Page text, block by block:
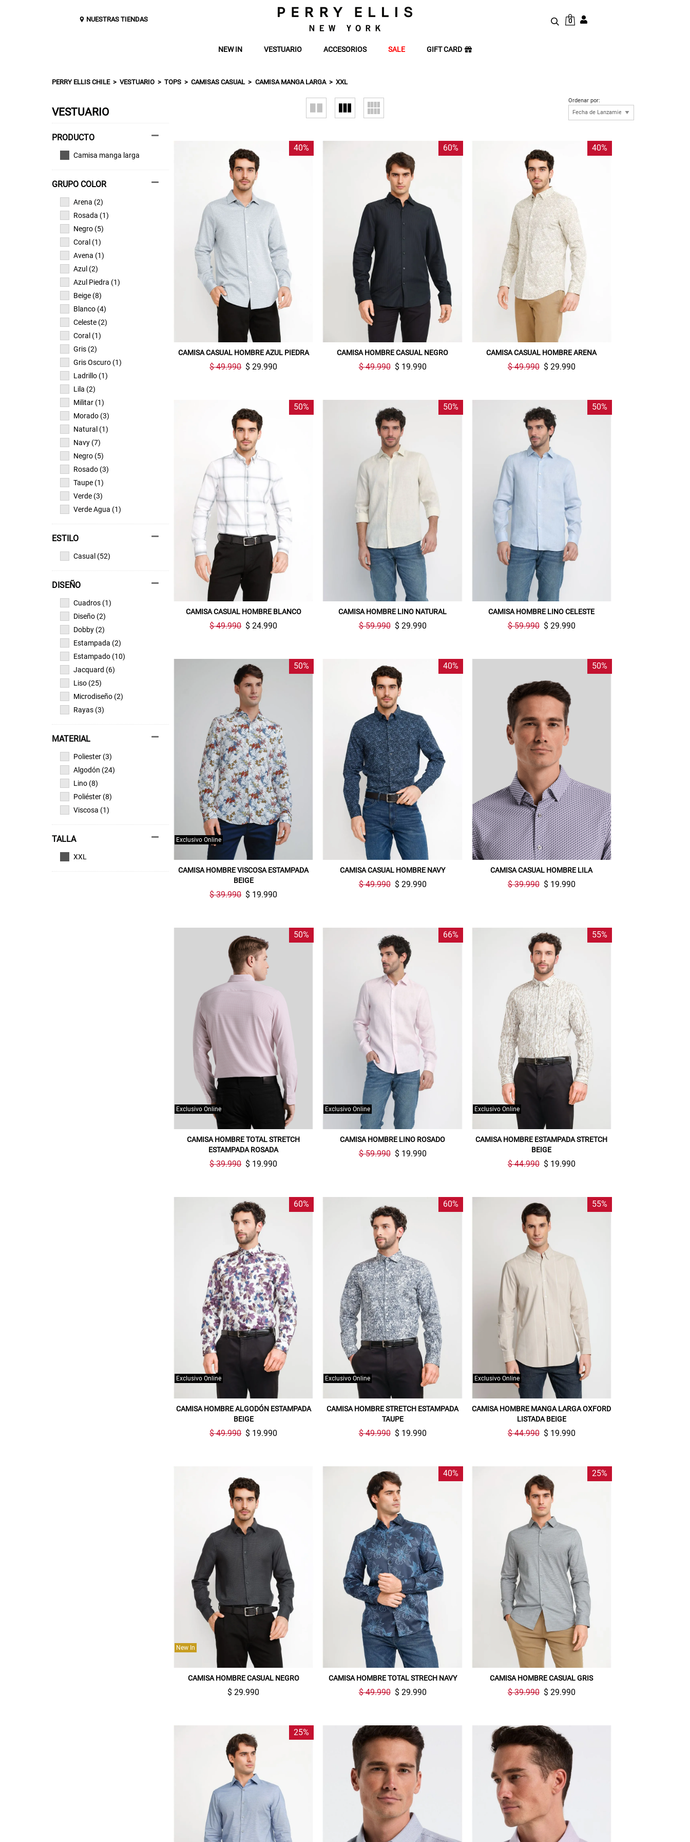
NUESTRAS TIENDAS 0
NEW IN VESTUARIO ACCESORIOS SALE GIFT CARD
PERRY ELLIS CHILE VESTUARIO TOPS CAMISAS CASUAL CAMISA MANGA LARGA XXL
VESTUARIO
Camisa manga larga
GRUPO COLOR
Arena (2)
Rosada (1)
Negro (5)
Coral (1)
Avena (1)
Azul (2)
Azul Piedra (1)
Beige (8)
Blanco (4)
Celeste (2)
Coral (1)
Gris (2)
Gris Oscuro (1)
Ladrillo (1)
Lila (2)
Militar (1)
Morado (3)
Natural (1)
Navy (7)
Negro (5)
Rosado (3)
Taupe (1)
Verde (3)
Verde Agua (1)
ESTILO
Casual (52)
DISEÑO
Cuadros (1)
Diseño (2)
Dobby (2)
Estampada (2)
Estampado (10)
Jacquard (6)
Liso (25)
Microdiseño (2)
Rayas (3)
MATERIAL
Poliester (3)
Algodón (24)
Lino (8)
Poliéster (8)
Viscosa (1)
TALLA
XXL
Ordenar por:
40%
CAMISA CASUAL HOMBRE AZUL PIEDRA
$ 49.990 $ 29.990
60%
CAMISA HOMBRE CASUAL NEGRO
$ 49.990 $ 19.990
40%
CAMISA CASUAL HOMBRE ARENA
$ 49.990 $ 29.990
50%
CAMISA CASUAL HOMBRE BLANCO
$ 49.990 $ 24.990
50%
CAMISA HOMBRE LINO NATURAL
$ 59.990 $ 29.990
50%
CAMISA HOMBRE LINO CELESTE
$ 59.990 $ 29.990
50%
Exclusivo Online
CAMISA HOMBRE VISCOSA ESTAMPADA
BEIGE
$ 39.990 $ 19.990
40%
CAMISA CASUAL HOMBRE NAVY
$ 49.990 $ 29.990
50%
CAMISA CASUAL HOMBRE LILA
$ 39.990 $ 19.990
50%
Exclusivo Online
CAMISA HOMBRE TOTAL STRETCH
ESTAMPADA ROSADA
$ 39.990 $ 19.990
66%
Exclusivo Online
CAMISA HOMBRE LINO ROSADO
$ 59.990 $ 19.990
55%
Exclusivo Online
CAMISA HOMBRE ESTAMPADA STRETCH
BEIGE
$ 44.990 $ 19.990
60%
Exclusivo Online
CAMISA HOMBRE ALGODÓN ESTAMPADA
BEIGE
$ 49.990 $ 19.990
60%
Exclusivo Online
CAMISA HOMBRE STRETCH ESTAMPADA
TAUPE
$ 49.990 $ 19.990
55%
Exclusivo Online
CAMISA HOMBRE MANGA LARGA OXFORD
LISTADA BEIGE
$ 44.990 $ 19.990
New In
CAMISA HOMBRE CASUAL NEGRO
$ 29.990
40%
CAMISA HOMBRE TOTAL STRECH NAVY
$ 49.990 $ 29.990
25%
CAMISA HOMBRE CASUAL GRIS
$ 39.990 $ 29.990
25%
Gracias por inscribirte!
Aquí esta tu cupón, usalo en tu siguiente
compra. Valido por 72 hrs.